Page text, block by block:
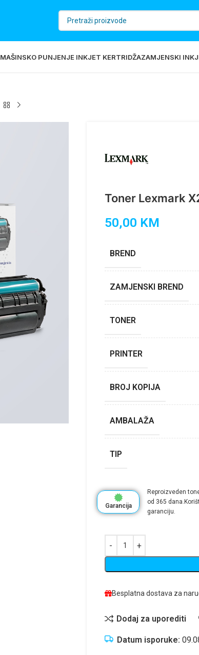
MAŠINSKO PUNJENJE INKJET KERTRIDŽAZAMJENSKI
Toner Lexmark
50,00 KM
BREND
ZAMJENSKI BREND
TONER
PRINTER
BROJ KOPIJA
AMBALAŽA
TIP
Garancija
Reproizveden
od 365
garanciju.
Besplatna dostava za
Dodaj za uporediti
Datum isporuke: